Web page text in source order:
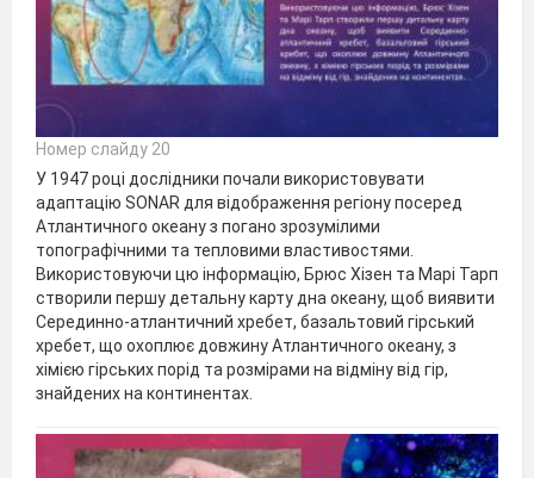
Номер слайду 20
У 1947 році дослідники почали використовувати
адаптацію SONAR для відображення регіону посеред
Атлантичного океану з погано зрозумілими
топографічними та тепловими властивостями.
Використовуючи цю інформацію, Брюс Хізен та Марі Тарп
створили першу детальну карту дна океану, щоб виявити
Серединно-атлантичний хребет, базальтовий гірський
хребет, що охоплює довжину Атлантичного океану, з
хімією гірських порід та розмірами на відміну від гір,
знайдених на континентах.